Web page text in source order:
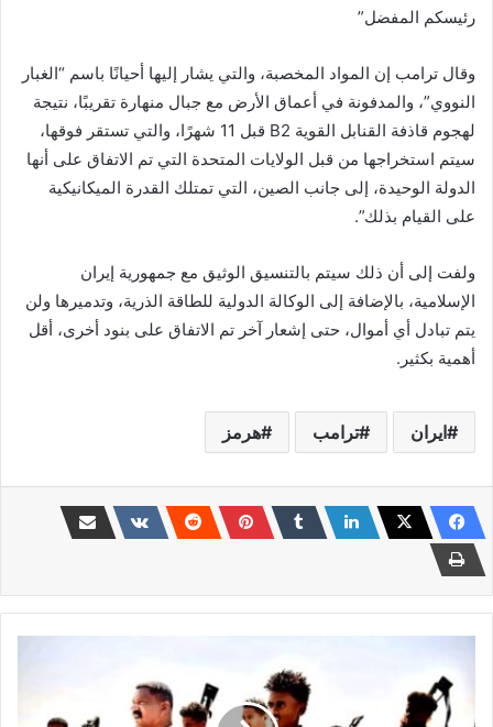
رئيسكم المفضل”
وقال ترامب إن المواد المخصبة، والتي يشار إليها أحيانًا باسم “الغبار
النووي”، والمدفونة في أعماق الأرض مع جبال منهارة تقريبًا، نتيجة
لهجوم قاذفة القنابل القوية B2 قبل 11 شهرًا، والتي تستقر فوقها،
سيتم استخراجها من قبل الولايات المتحدة التي تم الاتفاق على أنها
الدولة الوحيدة، إلى جانب الصين، التي تمتلك القدرة الميكانيكية
على القيام بذلك”.
ولفت إلى أن ذلك سيتم بالتنسيق الوثيق مع جمهورية إيران
الإسلامية، بالإضافة إلى الوكالة الدولية للطاقة الذرية، وتدميرها ولن
يتم تبادل أي أموال، حتى إشعار آخر تم الاتفاق على بنود أخرى، أقل
أهمية بكثير.
ايران ترامب هرمز
تعلن